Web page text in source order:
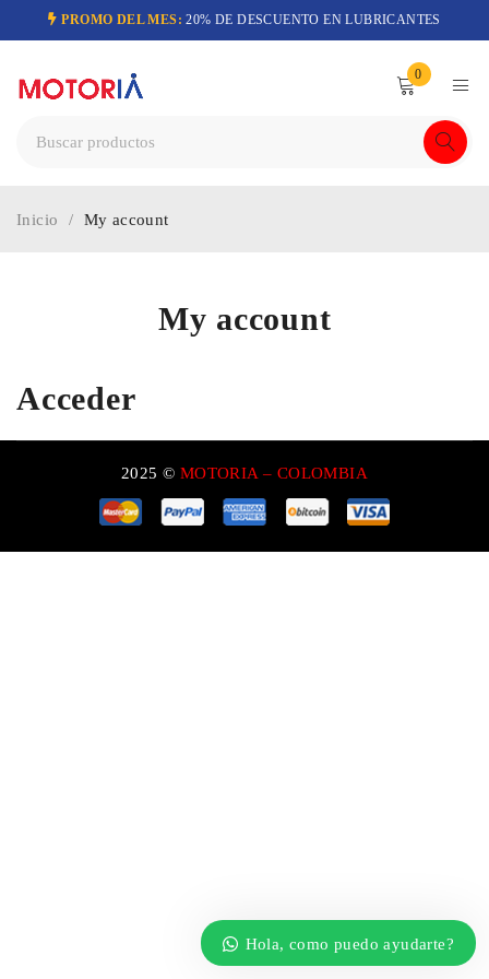
PROMO DEL MES: 20% DE DESCUENTO EN LUBRICANTES
0
My account
Inicio / My account
Acceder
2025 © MOTORIA – COLOMBIA
Hola, como puedo ayudarte?